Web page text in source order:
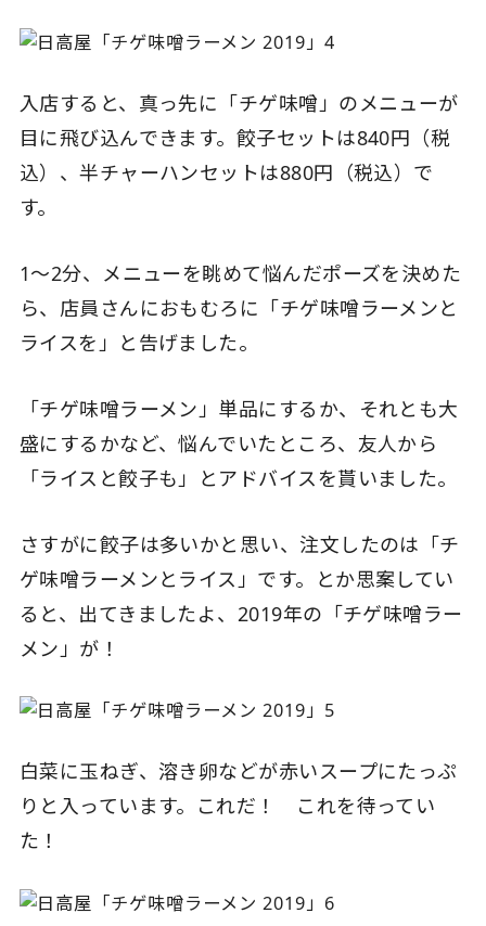
入店すると、真っ先に「チゲ味噌」のメニューが
目に飛び込んできます。餃子セットは840円（税
込）、半チャーハンセットは880円（税込）で
す。
1〜2分、メニューを眺めて悩んだポーズを決めた
ら、店員さんにおもむろに「チゲ味噌ラーメンと
ライスを」と告げました。
「チゲ味噌ラーメン」単品にするか、それとも大
盛にするかなど、悩んでいたところ、友人から
「ライスと餃子も」とアドバイスを貰いました。
さすがに餃子は多いかと思い、注文したのは「チ
ゲ味噌ラーメンとライス」です。とか思案してい
ると、出てきましたよ、2019年の「チゲ味噌ラー
メン」が！
白菜に玉ねぎ、溶き卵などが赤いスープにたっぷ
りと入っています。これだ！ これを待ってい
た！